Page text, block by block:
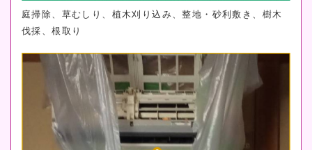
庭掃除、草むしり、植木刈り込み、整地・砂利敷き、樹木
伐採、根取り